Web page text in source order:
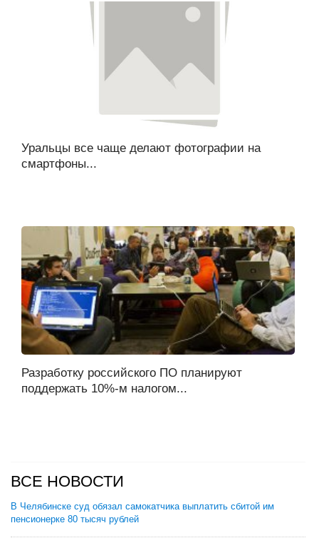
Уральцы все чаще делают фотографии на
смартфоны...
Разработку российского ПО планируют
поддержать 10%-м налогом...
ВСЕ НОВОСТИ
В Челябинске суд обязал самокатчика выплатить сбитой им
пенсионерке 80 тысяч рублей